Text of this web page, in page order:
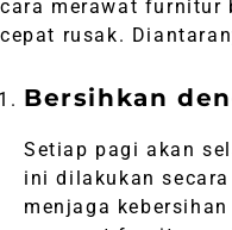
cara merawat furnitur
cepat rusak.
Bersihkan
Setiap pagi akan
ini dilakukan
menjaga